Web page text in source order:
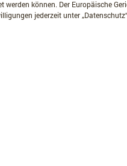
können. Der Europäische
jederzeit unter